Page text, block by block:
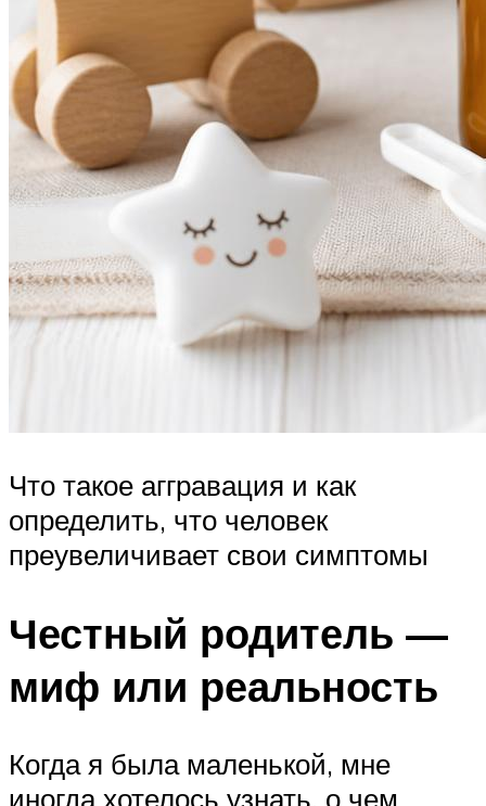
Что такое аггравация и как
определить, что человек
преувеличивает свои симптомы
Честный родитель —
миф или реальность
Когда я была маленькой, мне
иногда хотелось узнать, о чем